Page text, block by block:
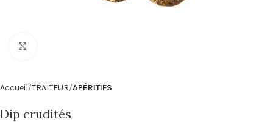
Accueil TRAITEUR APÉRITIFS
Dip crudités